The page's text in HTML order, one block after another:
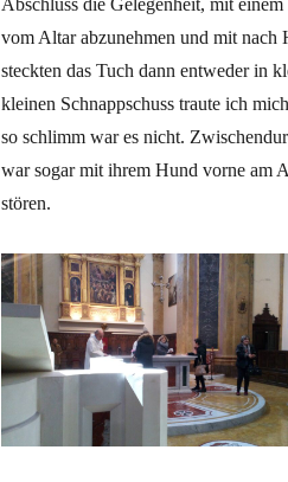
Abschluss die Gelegenheit, mit
vom Altar abzunehmen und mit nach
steckten das Tuch dann entweder in
kleinen Schnappschuss traute ich
so schlimm war es nicht.
war sogar mit ihrem Hund vorne am
stören.